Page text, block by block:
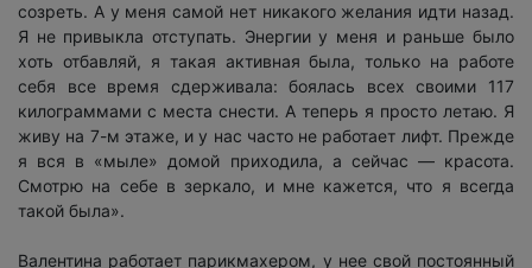
созреть. А у меня самой нет никакого желания идти назад.
Я не привыкла отступать. Энергии у меня и раньше было
хоть отбавляй, я такая активная была, только на работе
себя все время сдерживала: боялась всех своими 117
килограммами с места снести. А теперь я просто летаю. Я
живу на 7-м этаже, и у нас часто не работает лифт. Прежде
я вся в «мыле» домой приходила, а сейчас — красота.
Смотрю на себе в зеркало, и мне кажется, что я всегда
такой была».
Валентина работает парикмахером, у нее свой постоянный